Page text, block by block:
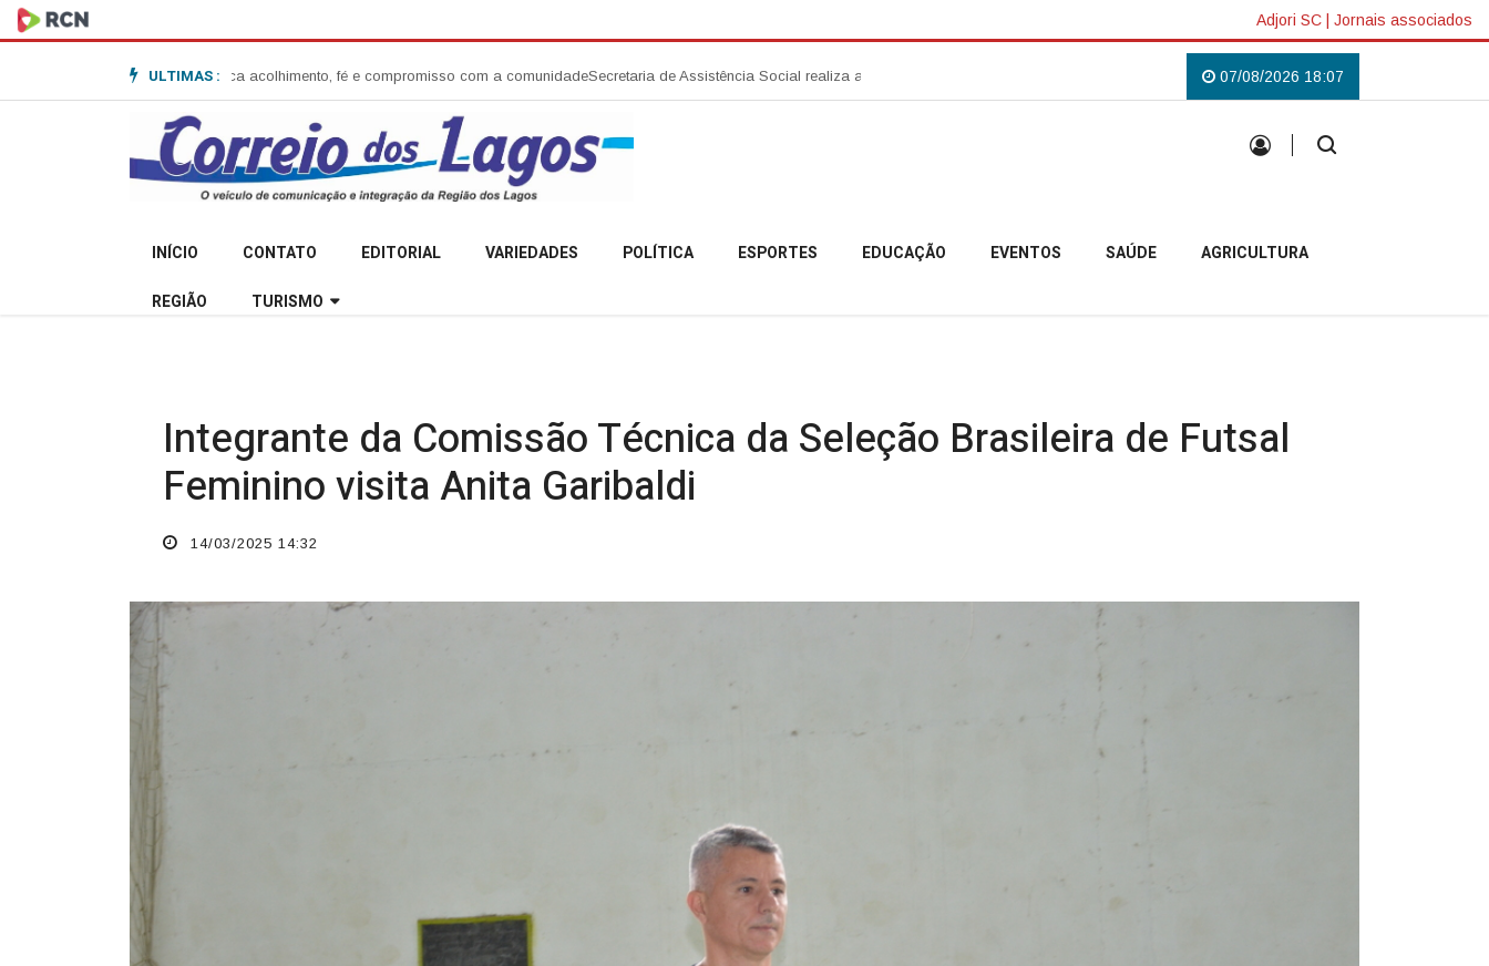
Adjori SC | Jornais associados
ULTIMAS :
e destaca acolhimento, fé e compromisso com a comunidadeSecretaria de Assistência Social realiza abertura da Campanha Agosto Lilás em Campo Belo do Sul Uma tradição que voltou a reunir a comunidade
07/08/2026 18:07
INÍCIO CONTATO EDITORIAL VARIEDADES POLÍTICA ESPORTES EDUCAÇÃO EVENTOS SAÚDE AGRICULTURA
REGIÃO TURISMO
Integrante da Comissão Técnica da Seleção Brasileira de Futsal
Feminino visita Anita Garibaldi
14/03/2025 14:32